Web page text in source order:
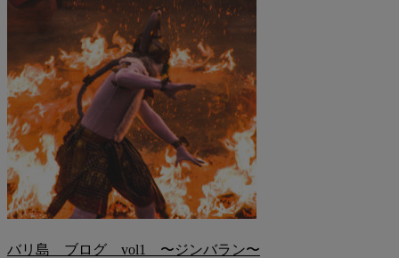
バリ島 ブログ vol1 〜ジンバラン〜